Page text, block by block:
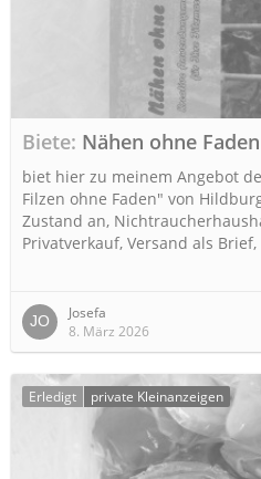
Biete Nähen ohne
biet hier zu meinem Angebot
Filzen ohne Faden" von
Zustand an,
Privatverkauf, Versand als Brief,
Josefa
8. März 2026
Erledigt private Kleinanzeigen